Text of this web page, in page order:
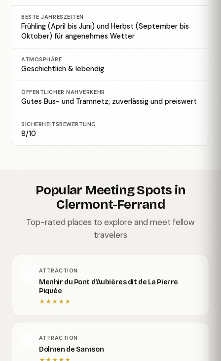
BESTE JAHRESZEITEN
Frühling (April bis Juni) und Herbst (September bis
Oktober) für angenehmes Wetter
ATMOSPHÄRE
Geschichtlich & lebendig
ÖFFENTLICHER NAHVERKEHR
Gutes Bus- und Tramnetz, zuverlässig und preiswert
SICHERHEITSBEWERTUNG
8/10
Popular Meeting Spots in
Clermont-Ferrand
Top-rated places to explore and meet fellow
travelers
ATTRACTION
Menhir du Pont d'Aubières dit de La Pierre
Piquée
★★★★★
ATTRACTION
Dolmen de Samson